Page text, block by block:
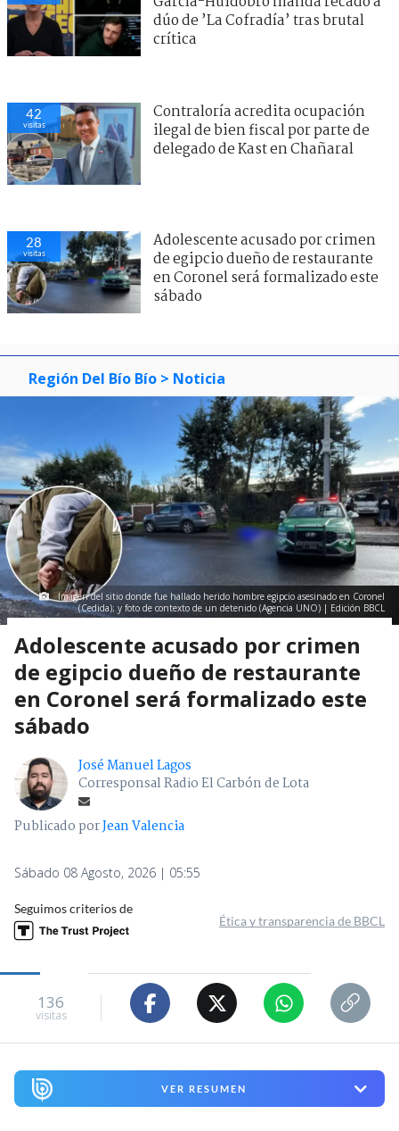
dúo de ’La Cofradía’ tras brutal
crítica
42
visitas
Contraloría acredita ocupación
ilegal de bien fiscal por parte de
delegado de Kast en Chañaral
28
visitas
Adolescente acusado por crimen
de egipcio dueño de restaurante
en Coronel será formalizado este
sábado
Región Del Bío Bío > Noticia
Imagen del sitio donde fue hallado herido hombre egipcio asesinado en Coronel
(Cedida); y foto de contexto de un detenido (Agencia UNO) | Edición BBCL
Adolescente acusado por crimen
de egipcio dueño de restaurante
en Coronel será formalizado este
sábado
José Manuel Lagos
Corresponsal Radio El Carbón de Lota
Publicado porJean Valencia
Sábado 08 Agosto, 2026 | 05:55
Seguimos criterios de
Ética y transparencia de BBCL
136
visitas
VER RESUMEN